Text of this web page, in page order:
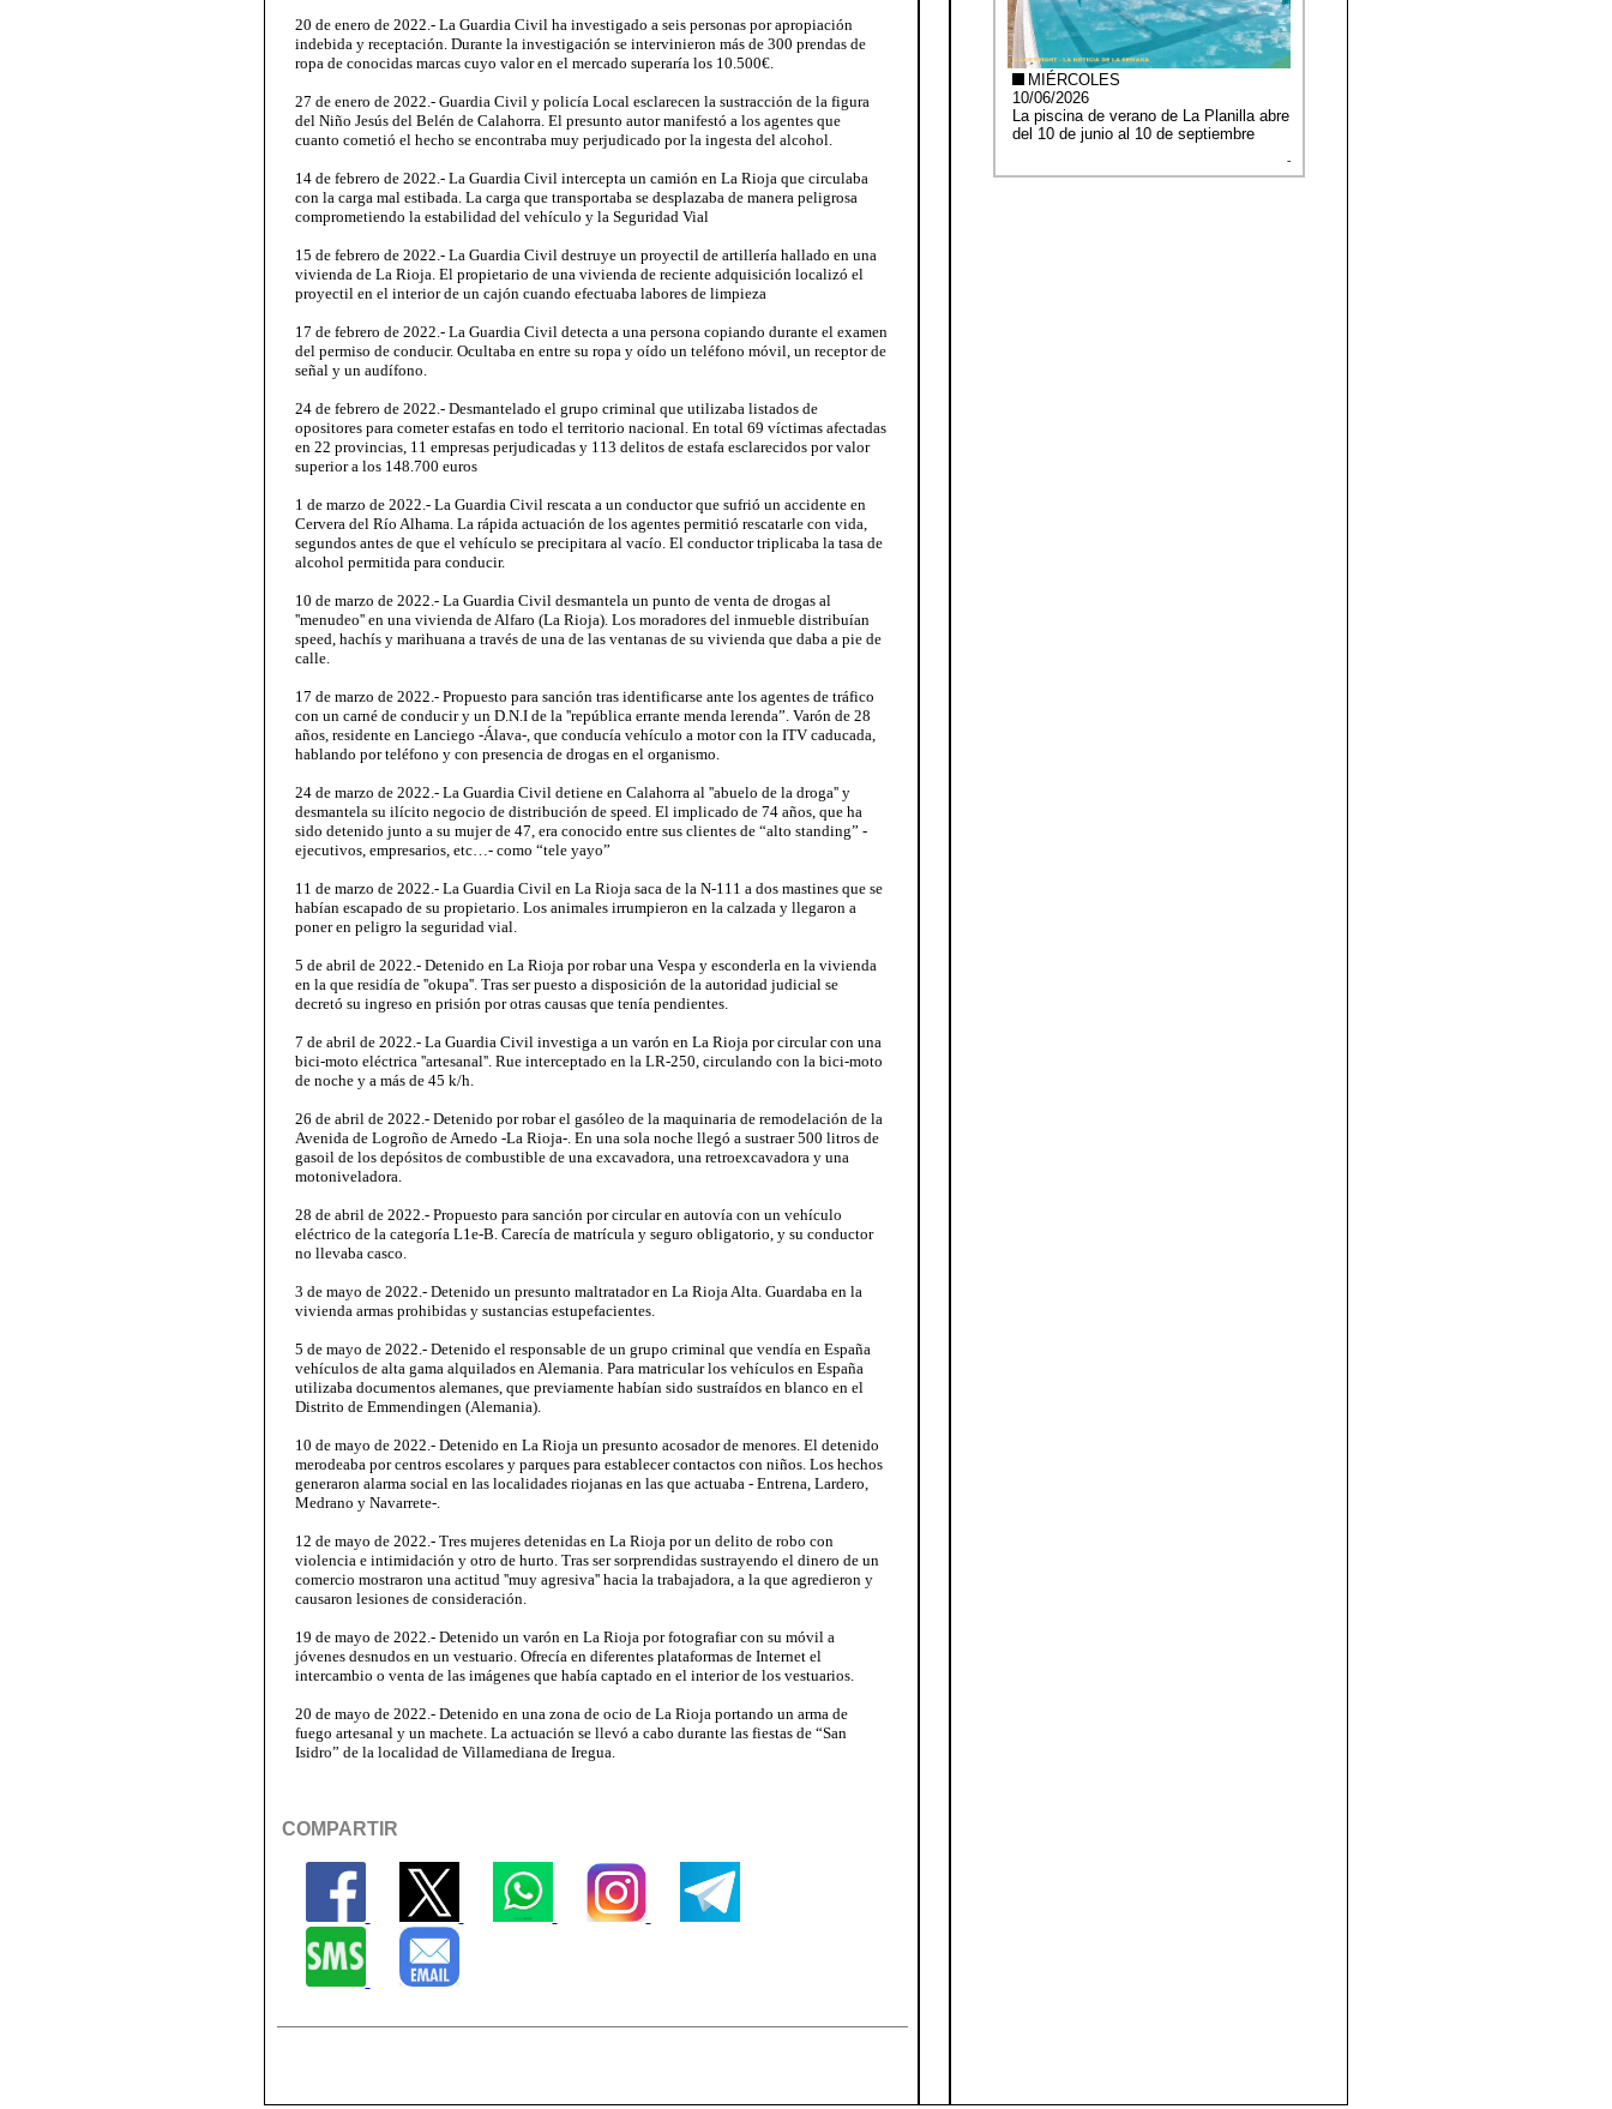
20 de enero de 2022.- La Guardia Civil ha investigado a seis personas por apropiación
indebida y receptación. Durante la investigación se intervinieron más de 300 prendas de
ropa de conocidas marcas cuyo valor en el mercado superaría los 10.500€.
27 de enero de 2022.- Guardia Civil y policía Local esclarecen la sustracción de la figura
del Niño Jesús del Belén de Calahorra. El presunto autor manifestó a los agentes que
cuanto cometió el hecho se encontraba muy perjudicado por la ingesta del alcohol.
14 de febrero de 2022.- La Guardia Civil intercepta un camión en La Rioja que circulaba
con la carga mal estibada. La carga que transportaba se desplazaba de manera peligrosa
comprometiendo la estabilidad del vehículo y la Seguridad Vial
15 de febrero de 2022.- La Guardia Civil destruye un proyectil de artillería hallado en una
vivienda de La Rioja. El propietario de una vivienda de reciente adquisición localizó el
proyectil en el interior de un cajón cuando efectuaba labores de limpieza
17 de febrero de 2022.- La Guardia Civil detecta a una persona copiando durante el examen
del permiso de conducir. Ocultaba en entre su ropa y oído un teléfono móvil, un receptor de
señal y un audífono.
24 de febrero de 2022.- Desmantelado el grupo criminal que utilizaba listados de
opositores para cometer estafas en todo el territorio nacional. En total 69 víctimas afectadas
en 22 provincias, 11 empresas perjudicadas y 113 delitos de estafa esclarecidos por valor
superior a los 148.700 euros
1 de marzo de 2022.- La Guardia Civil rescata a un conductor que sufrió un accidente en
Cervera del Río Alhama. La rápida actuación de los agentes permitió rescatarle con vida,
segundos antes de que el vehículo se precipitara al vacío. El conductor triplicaba la tasa de
alcohol permitida para conducir.
10 de marzo de 2022.- La Guardia Civil desmantela un punto de venta de drogas al
''menudeo'' en una vivienda de Alfaro (La Rioja). Los moradores del inmueble distribuían
speed, hachís y marihuana a través de una de las ventanas de su vivienda que daba a pie de
calle.
17 de marzo de 2022.- Propuesto para sanción tras identificarse ante los agentes de tráfico
con un carné de conducir y un D.N.I de la ''república errante menda lerenda”. Varón de 28
años, residente en Lanciego -Álava-, que conducía vehículo a motor con la ITV caducada,
hablando por teléfono y con presencia de drogas en el organismo.
24 de marzo de 2022.- La Guardia Civil detiene en Calahorra al ''abuelo de la droga'' y
desmantela su ilícito negocio de distribución de speed. El implicado de 74 años, que ha
sido detenido junto a su mujer de 47, era conocido entre sus clientes de “alto standing” -
ejecutivos, empresarios, etc…- como “tele yayo”
11 de marzo de 2022.- La Guardia Civil en La Rioja saca de la N-111 a dos mastines que se
habían escapado de su propietario. Los animales irrumpieron en la calzada y llegaron a
poner en peligro la seguridad vial.
5 de abril de 2022.- Detenido en La Rioja por robar una Vespa y esconderla en la vivienda
en la que residía de ''okupa''. Tras ser puesto a disposición de la autoridad judicial se
decretó su ingreso en prisión por otras causas que tenía pendientes.
7 de abril de 2022.- La Guardia Civil investiga a un varón en La Rioja por circular con una
bici-moto eléctrica ''artesanal''. Rue interceptado en la LR-250, circulando con la bici-moto
de noche y a más de 45 k/h.
26 de abril de 2022.- Detenido por robar el gasóleo de la maquinaria de remodelación de la
Avenida de Logroño de Arnedo -La Rioja-. En una sola noche llegó a sustraer 500 litros de
gasoil de los depósitos de combustible de una excavadora, una retroexcavadora y una
motoniveladora.
28 de abril de 2022.- Propuesto para sanción por circular en autovía con un vehículo
eléctrico de la categoría L1e-B. Carecía de matrícula y seguro obligatorio, y su conductor
no llevaba casco.
3 de mayo de 2022.- Detenido un presunto maltratador en La Rioja Alta. Guardaba en la
vivienda armas prohibidas y sustancias estupefacientes.
5 de mayo de 2022.- Detenido el responsable de un grupo criminal que vendía en España
vehículos de alta gama alquilados en Alemania. Para matricular los vehículos en España
utilizaba documentos alemanes, que previamente habían sido sustraídos en blanco en el
Distrito de Emmendingen (Alemania).
10 de mayo de 2022.- Detenido en La Rioja un presunto acosador de menores. El detenido
merodeaba por centros escolares y parques para establecer contactos con niños. Los hechos
generaron alarma social en las localidades riojanas en las que actuaba - Entrena, Lardero,
Medrano y Navarrete-.
12 de mayo de 2022.- Tres mujeres detenidas en La Rioja por un delito de robo con
violencia e intimidación y otro de hurto. Tras ser sorprendidas sustrayendo el dinero de un
comercio mostraron una actitud ''muy agresiva'' hacia la trabajadora, a la que agredieron y
causaron lesiones de consideración.
19 de mayo de 2022.- Detenido un varón en La Rioja por fotografiar con su móvil a
jóvenes desnudos en un vestuario. Ofrecía en diferentes plataformas de Internet el
intercambio o venta de las imágenes que había captado en el interior de los vestuarios.
20 de mayo de 2022.- Detenido en una zona de ocio de La Rioja portando un arma de
fuego artesanal y un machete. La actuación se llevó a cabo durante las fiestas de “San
Isidro” de la localidad de Villamediana de Iregua.
COMPARTIR